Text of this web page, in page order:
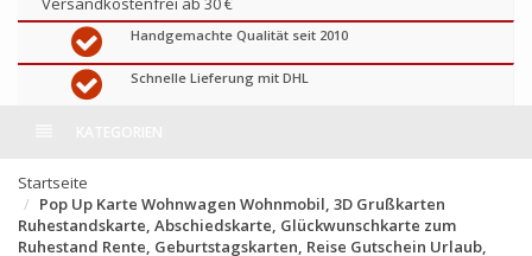
Handgemachte Qualität seit 2010
Schnelle Lieferung mit DHL
Startseite
Pop Up Karte Wohnwagen Wohnmobil, 3D Grußkarten
Ruhestandskarte, Abschiedskarte, Glückwunschkarte zum
Ruhestand Rente, Geburtstagskarten, Reise Gutschein Urlaub,